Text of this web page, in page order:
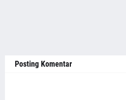
Posting Komentar